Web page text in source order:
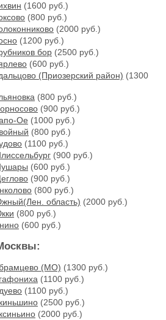
(1600 руб.)
(800 руб.)
(2000 руб.)
(1200 руб.)
бор (2500 руб.)
(600 руб.)
(Приозерский район) (1300
(800 руб.)
(900 руб.)
Ое (1000 руб.)
(800 руб.)
(1100 руб.)
(900 руб.)
(600 руб.)
(900 руб.)
(800 руб.)
область) (2000 руб.)
(800 руб.)
(600 руб.)
(МО) (1300 руб.)
(1100 руб.)
(1100 руб.)
(2500 руб.)
(2000 руб.)